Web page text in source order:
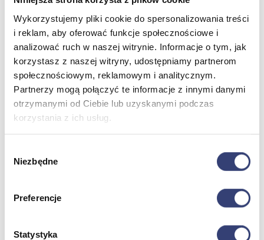
Wykorzystujemy pliki cookie do spersonalizowania treści
i reklam, aby oferować funkcje społecznościowe i
analizować ruch w naszej witrynie. Informacje o tym, jak
korzystasz z naszej witryny, udostępniamy partnerom
społecznościowym, reklamowym i analitycznym.
Partnerzy mogą połączyć te informacje z innymi danymi
otrzymanymi od Ciebie lub uzyskanymi podczas
korzystania z ich usług.
zgody
Niezbędne
Preferencje
Statystyka
Sprzęt medyczny
Weterynaria
Laryngologia
Ratownictwo medyczne
Zobacz wszystko
Wróć
Druk 3D
Ortodoncja